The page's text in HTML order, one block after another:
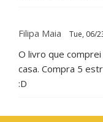
Filipa Maia Tue, 06/
O livro que comprei
casa. Compra 5
:D